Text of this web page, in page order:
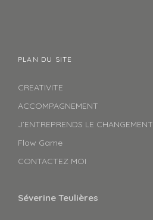
PLAN DU SITE
CREATIVITE
ACCOMPAGNEMENT
J’ENTREPRENDS LE CHANGEMENT
Flow Game
CONTACTEZ MOI
Séverine Teulières